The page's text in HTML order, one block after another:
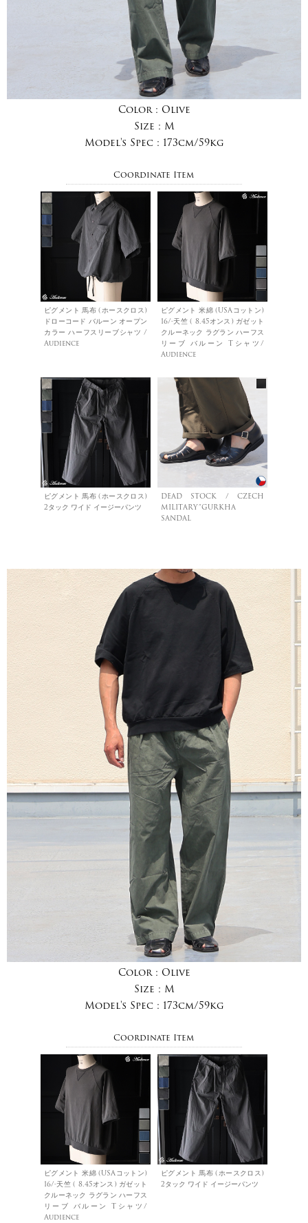
Color : Olive
Size : M
Model's Spec : 173cm/59kg
Coordinate Item
ピグメント 馬布 (ホースクロス)
ドローコード バルーン オープン
カラー ハーフスリーブシャツ /
Audience
ピグメント 米綿 (USAコットン)
16/-天竺 ( 8.45オンス) ガゼット
クルーネック ラグラン ハーフス
リーブ バルーン Tシャツ/
Audience
ピグメント 馬布 (ホースクロス)
2タック ワイド イージーパンツ
DEAD STOCK / CZECH
MILITARY”GURKHA
SANDAL
Color : Olive
Size : M
Model's Spec : 173cm/59kg
Coordinate Item
ピグメント 米綿 (USAコットン)
16/-天竺 ( 8.45オンス) ガゼット
クルーネック ラグラン ハーフス
リーブ バルーン Tシャツ/
Audience
ピグメント 馬布 (ホースクロス)
2タック ワイド イージーパンツ